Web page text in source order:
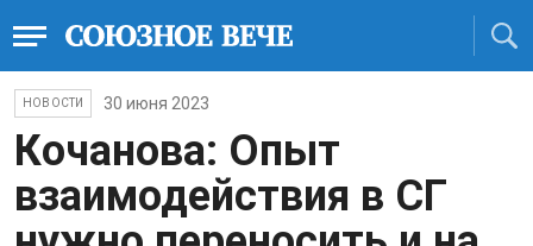
НОВОСТИ 30 июня 2023
Кочанова: Опыт
взаимодействия в СГ